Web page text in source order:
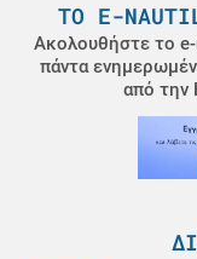
ΤΟ E-
Ακολουθήστε το e-
πάντα
από την